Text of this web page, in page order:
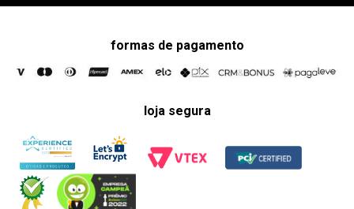
formas de pagamento
loja segura